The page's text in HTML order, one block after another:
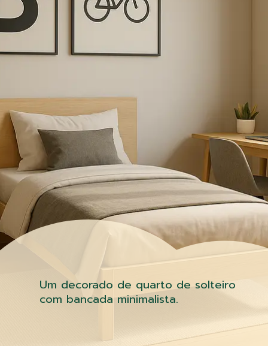
Um decorado de quarto de solteiro
com bancada minimalista.